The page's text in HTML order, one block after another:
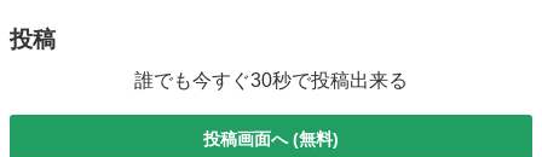
投稿
誰でも今すぐ30秒で投稿出来る
投稿画面へ (無料)